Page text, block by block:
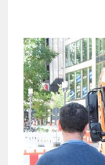
Inhalt